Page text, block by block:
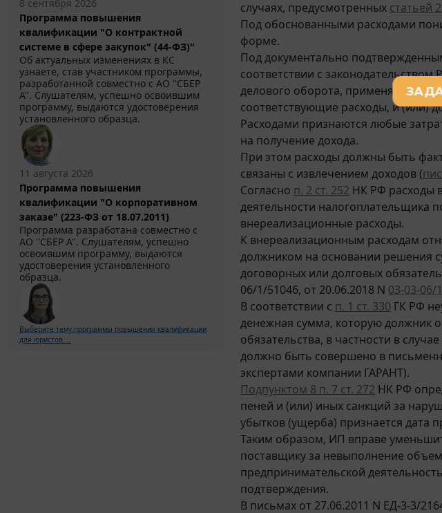
8 сентября 2026
Программа повышения
квалификации "О контрактной
системе в сфере закупок" (44-ФЗ)"
Об актуальных изменениях в КС
узнаете, став участником программы,
разработанной совместно с АО ''СБЕР
А". Слушателям, успешно освоившим
программу, выдаются удостоверения
установленного образца.
11 августа 2026
Программа повышения
квалификации "О корпоративном
заказе" (223-ФЗ от 18.07.2011)
Программа разработана совместно с
АО ''СБЕР А". Слушателям, успешно
освоившим программу, выдаются
удостоверения установленного
образца.
Выберите тему программы повышения квалификации
для юристов ...
случаях, предусмотренных статьей
Под обоснованными расходами
форме.
Под документально
соответствии с
делового оборота, применяемыми
соответствующие расходы, и (или)
Расходами признаются любые
на получение дохода.
При этом расходы должны быть
связаны с извлечением доходов (
Согласно п. 2 ст. 252 НК РФ расходы
деятельности налогоплательщика
внереализационные расходы.
К внереализационным расходам
должником на основании решения
договорных или долговых
06/1/51046, от 20.06.2018 N 03-03-06/
В соответствии с п. 1 ст. 330 ГК РФ
денежная сумма, которую должник
обязательства, в частности в
должно быть совершено в
экспертами компании ГАРАНТ).
Подпунктом 8 п. 7 ст. 272 НК РФ
пеней и (или) иных санкций за
убытков (ущерба) признается дата
Таким образом, ИП вправе
поставщику за невыполнение
предпринимательской
подтверждения.
В письмах от 27.06.2011 N ЕД-3-3/